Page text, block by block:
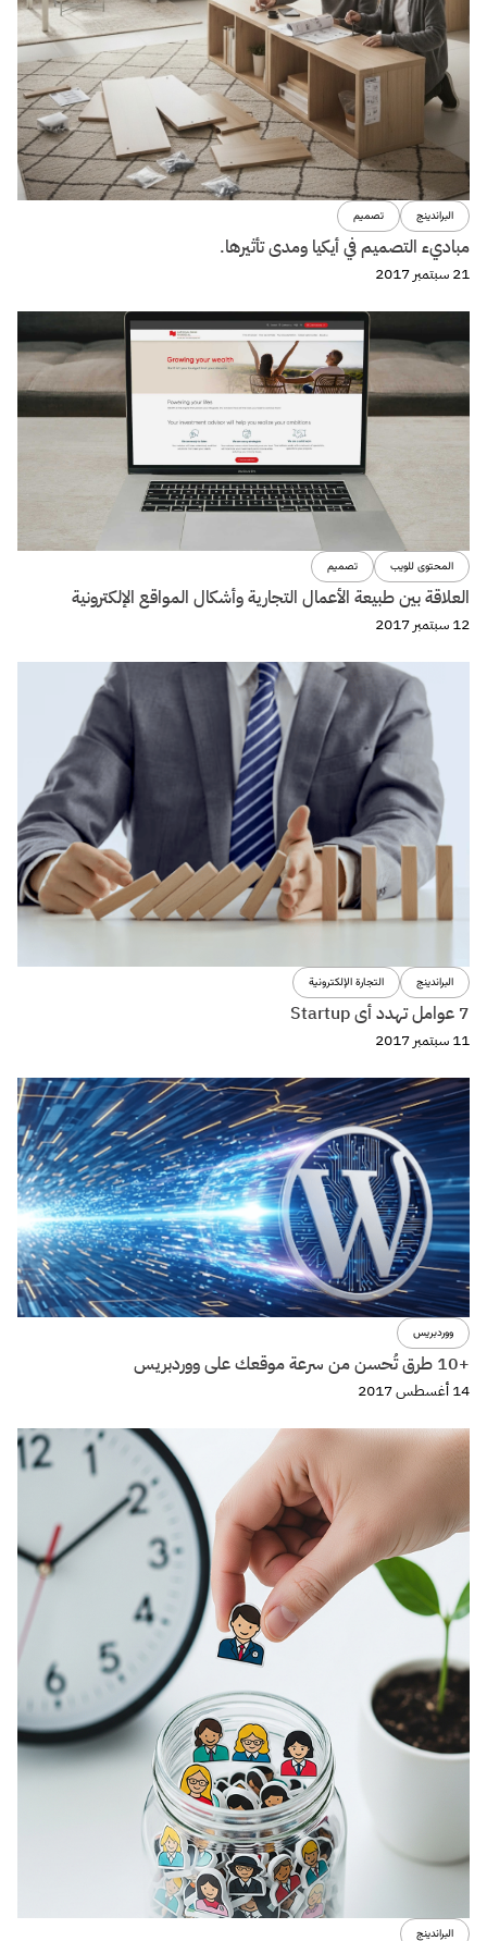
البراندينج تصميم
مباديء التصميم في أيكيا ومدى تأثيرها.
21 سبتمبر 2017
المحتوى للويب تصميم
العلاقة بين طبيعة الأعمال التجارية وأشكال المواقع الإلكترونية
12 سبتمبر 2017
البراندينج التجارة الإلكترونية
7 عوامل تهدد أى Startup
11 سبتمبر 2017
ووردبريس
+10 طرق تُحسن من سرعة موقعك على ووردبريس
14 أغسطس 2017
البراندينج